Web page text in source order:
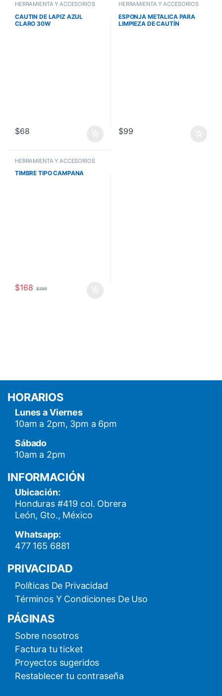
HERRAMIENTA Y ACCESORIOS
CAUTIN DE LAPIZ AZUL
CLARO 30W
$68
HERRAMIENTA Y ACCESORIOS
ESPONJA METALICA PARA
LIMPIEZA DE CAUTÍN
$99
HERRAMIENTA Y ACCESORIOS
TIMBRE TIPO CAMPANA
$168 $199
HORARIOS
Lunes a Viernes
10am a 2pm, 3pm a 6pm
Sábado
10am a 2pm
INFORMACIÓN
Ubicación:
Honduras #419 col. Obrera
León, Gto., México
Whatsapp:
477 165 6881
PRIVACIDAD
Políticas De Privacidad
Términos Y Condiciones De Uso
PÁGINAS
Sobre nosotros
Factura tu ticket
Proyectos sugeridos
Restablecer tu contraseña